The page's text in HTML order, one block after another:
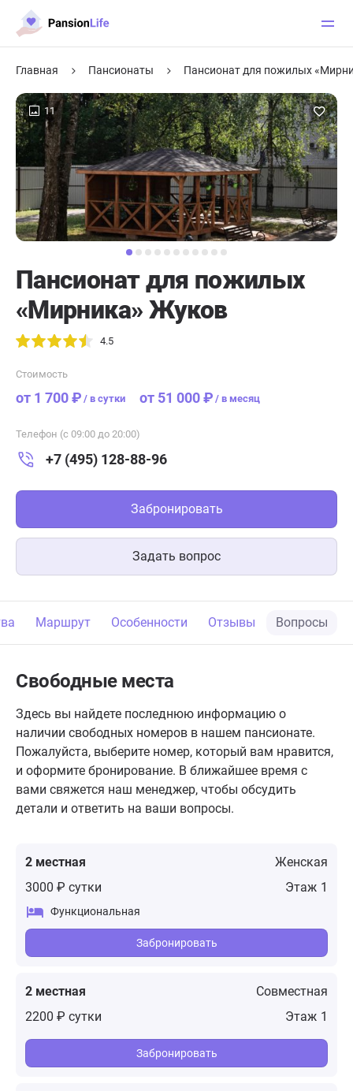
Главная Пансионаты Пансионат для пожилых
11
Пансионат для пожилых
«Мирника» Жуков
4.5
Стоимость
от 1 700 ₽ / в сутки от 51 000 ₽ / в месяц
Телефон (с 09:00 до 20:00)
+7 (495) 128-88-96
Забронировать
Задать вопрос
Маршрут Особенности Отзывы Вопросы
Свободные места
Здесь вы найдете последнюю информацию о
наличии свободных номеров в нашем пансионате.
Пожалуйста, выберите номер, который вам нравится,
и оформите бронирование. В ближайшее время с
вами свяжется наш менеджер, чтобы обсудить
детали и ответить на ваши вопросы.
2 местная
Женская
1
3000 ₽ сутки
Забронировать
2 местная
Совместная
1
2200 ₽ сутки
Забронировать